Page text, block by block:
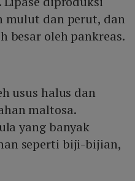
mulut dan perut, dan
besar oleh pankreas.
usus halus dan
maltosa.
yang banyak
seperti biji-bijian,